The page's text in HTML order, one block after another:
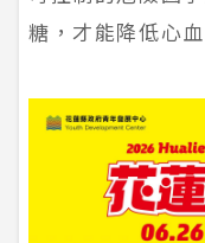
糖，才能降低心